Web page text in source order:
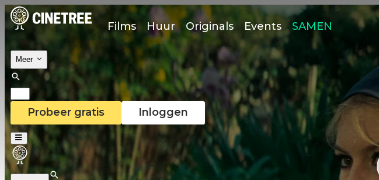
Films Huur Originals Events SAMEN
Meer
Probeer gratis Inloggen